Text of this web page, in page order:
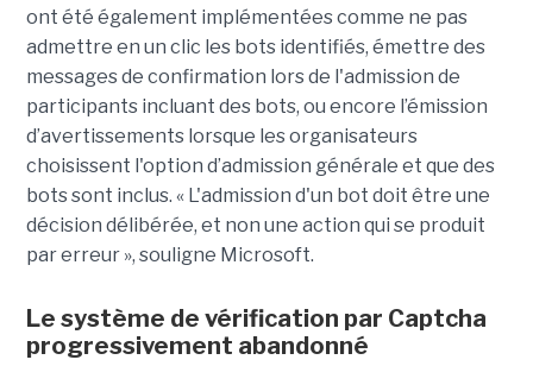
ont été également implémentées comme ne pas
admettre en un clic les bots identifiés, émettre des
messages de confirmation lors de l'admission de
participants incluant des bots, ou encore l’émission
d’avertissements lorsque les organisateurs
choisissent l'option d’admission générale et que des
bots sont inclus. « L'admission d'un bot doit être une
décision délibérée, et non une action qui se produit
par erreur », souligne Microsoft.
Le système de vérification par Captcha
progressivement abandonné